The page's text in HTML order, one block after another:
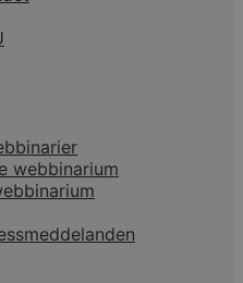
webbinarium